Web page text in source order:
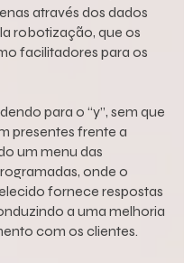
através dos dados
robotização, que os
facilitadores para os
para o “y”, sem que
presentes frente a
um menu das
onde o
fornece respostas
a uma melhoria
com os clientes.